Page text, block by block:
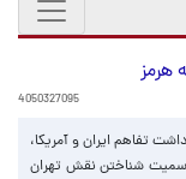
هرمز
4050327095
تفاهم ایران و آمریکا،
شناختن نقش تهران